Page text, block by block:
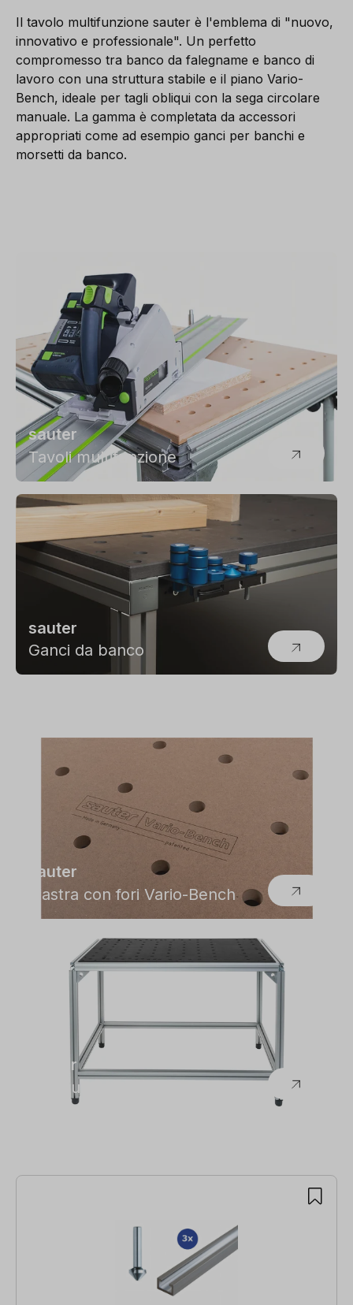
Il tavolo multifunzione sauter è l'emblema di "nuovo,
innovativo e professionale". Un perfetto
compromesso tra banco da falegname e banco di
lavoro con una struttura stabile e il piano Vario-
Bench, ideale per tagli obliqui con la sega circolare
manuale. La gamma è completata da accessori
appropriati come ad esempio ganci per banchi e
morsetti da banco.
sauter
Tavoli multifunzione
sauter
Ganci da banco
sauter
Piastra con fori Vario-Bench
sauter
Strutture di supporto